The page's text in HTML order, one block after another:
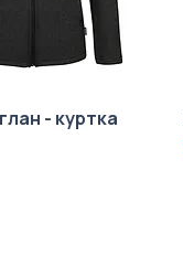
- куртка